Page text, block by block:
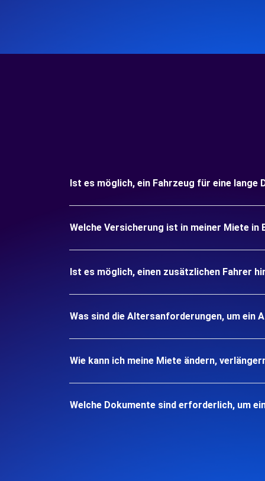
Ist es möglich, ein Fahrzeug für eine lange
Welche Versicherung ist in meiner Miete
Ist es möglich, einen zusätzlichen Fahrer
Was sind die Altersanforderungen, um ein
Wie kann ich meine Miete ändern,
Welche Dokumente sind erforderlich, um